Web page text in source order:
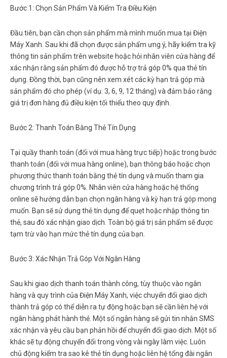
Bước 1: Chọn Sản Phẩm Và Kiểm Tra Điều Kiện
Đầu tiên, bạn cần chọn sản phẩm mà mình muốn mua tại Điện
Máy Xanh. Sau khi đã chọn được sản phẩm ưng ý, hãy kiểm tra kỹ
thông tin sản phẩm trên website hoặc hỏi nhân viên cửa hàng để
xác nhận rằng sản phẩm đó được hỗ trợ trả góp 0% qua thẻ tín
dụng. Đồng thời, bạn cũng nên xem xét các kỳ hạn trả góp mà
sản phẩm đó cho phép (ví dụ: 3, 6, 9, 12 tháng) và đảm bảo rằng
giá trị đơn hàng đủ điều kiện tối thiểu theo quy định.
Bước 2: Thanh Toán Bằng Thẻ Tín Dụng
Tại quầy thanh toán (đối với mua hàng trực tiếp) hoặc trong bước
thanh toán (đối với mua hàng online), bạn thông báo hoặc chọn
phương thức thanh toán bằng thẻ tín dụng và muốn tham gia
chương trình trả góp 0%. Nhân viên cửa hàng hoặc hệ thống
online sẽ hướng dẫn bạn chọn ngân hàng và kỳ hạn trả góp mong
muốn. Bạn sẽ sử dụng thẻ tín dụng để quẹt hoặc nhập thông tin
thẻ, sau đó xác nhận giao dịch. Toàn bộ giá trị sản phẩm sẽ được
tạm trừ vào hạn mức thẻ tín dụng của bạn.
Bước 3: Xác Nhận Trả Góp Với Ngân Hàng
Sau khi giao dịch thanh toán thành công, tùy thuộc vào ngân
hàng và quy trình của Điện Máy Xanh, việc chuyển đổi giao dịch
thành trả góp có thể diễn ra tự động hoặc bạn sẽ cần liên hệ với
ngân hàng phát hành thẻ. Một số ngân hàng sẽ gửi tin nhắn SMS
xác nhận và yêu cầu bạn phản hồi để chuyển đổi giao dịch. Một số
khác sẽ tự động chuyển đổi trong vòng vài ngày làm việc. Luôn
chủ động kiểm tra sao kê thẻ tín dụng hoặc liên hệ tổng đài ngân